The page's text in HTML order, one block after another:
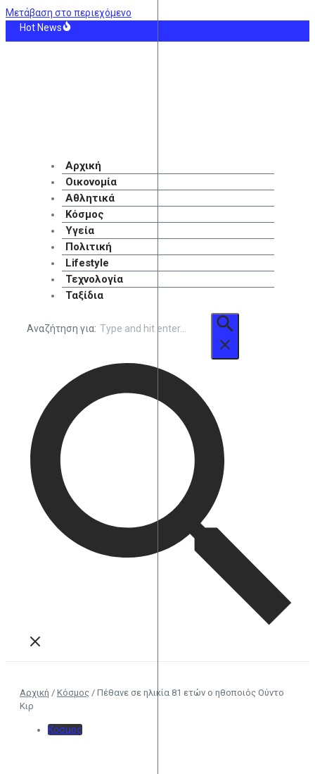
Μετάβαση στο περιεχόμενο
Hot News
Αρχική
Οικονομία
Αθλητικά
Κόσμος
Υγεία
Πολιτική
Lifestyle
Τεχνολογία
Ταξίδια
Αναζήτηση για:
Αρχική / Κόσμος / Πέθανε σε ηλικία 81 ετών ο ηθοποιός Ούντο
Κιρ
Κόσμος